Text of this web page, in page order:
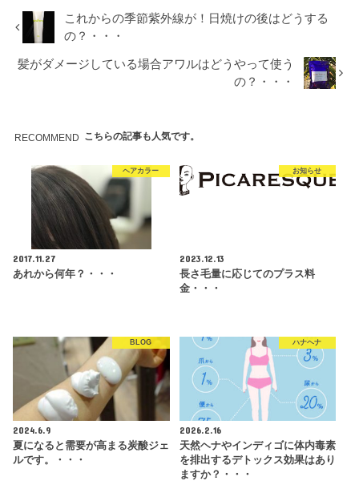
これからの季節紫外線が！日焼けの後はどうする
の？・・・
髪がダメージしている場合アワルはどうやって使う
の？・・・
RECOMMEND こちらの記事も人気です。
ヘアカラー
2017.11.27
あれから何年？・・・
お知らせ
2023.12.13
長さ毛量に応じてのプラス料
金・・・
BLOG
2024.6.9
夏になると需要が高まる炭酸ジェ
ルです。・・・
ハナヘナ
2026.2.16
天然ヘナやインディゴに体内毒素
を排出するデトックス効果はあり
ますか？・・・